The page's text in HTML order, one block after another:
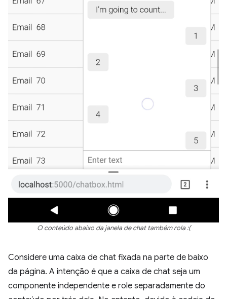
O conteúdo abaixo da janela de chat também rola :(
Considere uma caixa de chat fixada na parte de baixo
da página. A intenção é que a caixa de chat seja um
componente independente e role separadamente do